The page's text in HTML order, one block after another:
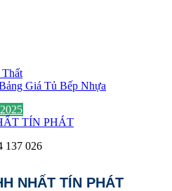
Giá Tủ Bếp Nhựa
137 026
NHẤT TÍN PHÁT